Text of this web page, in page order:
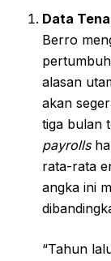
Data
Berro
alasan
akan
tiga bulan
payrolls
rata-rata
angka ini
“Tahun